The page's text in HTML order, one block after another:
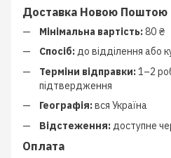
Доставка Новою Поштою
Мінімальна вартість:80 ₴
Спосіб:до відділення або
Терміни відправки:1–2
підтвердження
Географія:вся Україна
Відстеження: доступне
Оплата